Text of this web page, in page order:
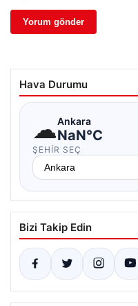
Hava Durumu
☁Ankara
NaN°C
ŞEHIR SEÇ
Bizi Takip Edin